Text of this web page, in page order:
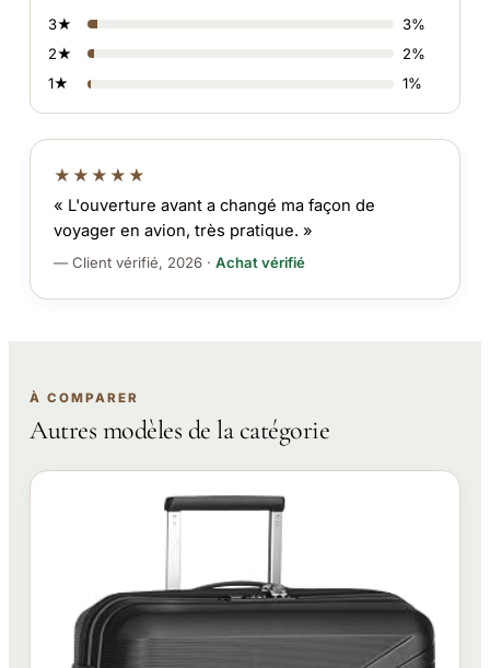
3★
3%
2★
2%
1★
1%
★★★★★
« L'ouverture avant a changé ma façon de
voyager en avion, très pratique. »
— Client vérifié, 2026 · Achat vérifié
À COMPARER
Autres modèles de la catégorie